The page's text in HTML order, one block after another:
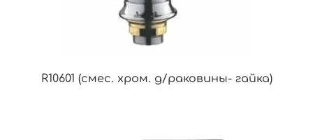
R10601 (смес. хром. д/раковины- гайка)